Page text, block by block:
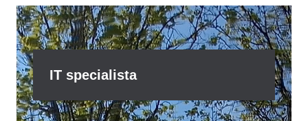
IT specialista